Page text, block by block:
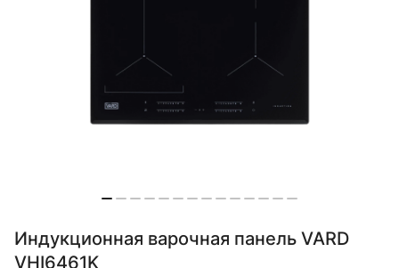
Индукционная варочная панель VARD
VHI6461K